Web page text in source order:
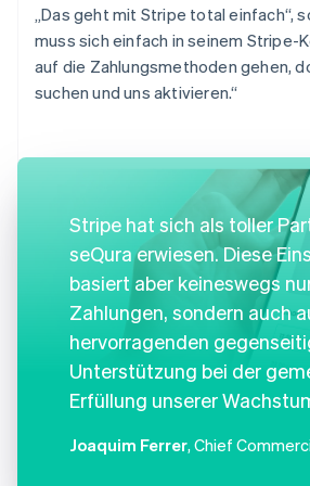
„Das geht mit Stripe total einfach“,
muss sich einfach in seinem Stripe-
auf die Zahlungsmethoden gehen,
suchen und uns aktivieren.“
Stripe hat sich als toller
seQura erwiesen. Diese
basiert aber keineswegs
Zahlungen, sondern auch
hervorragenden
Unterstützung bei der
Erfüllung unserer
Joaquim Ferrer, Chief